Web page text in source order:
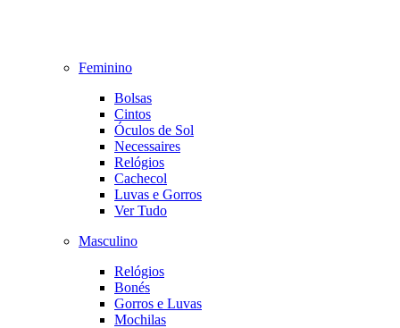
Feminino
Bolsas
Cintos
Óculos de Sol
Necessaires
Relógios
Cachecol
Luvas e Gorros
Ver Tudo
Masculino
Relógios
Bonés
Gorros e Luvas
Mochilas